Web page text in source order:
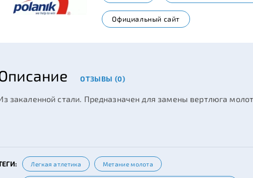
Официальный сайт
ОТЗЫВЫ (0)
закаленной стали. Предназначен для замены вертлюга
Легкая атлетика Метание молота